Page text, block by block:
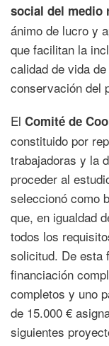
social del medio
ánimo de lucro y
que facilitan la
calidad de vida
conservación del
El Comité de
constituido por
trabajadoras y la
proceder al
seleccionó como
que, en igualdad
todos los
solicitud. De esta
financiación
completos y uno
de 15.000 €
siguientes